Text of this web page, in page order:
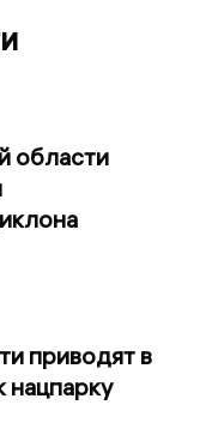
области
приводят в